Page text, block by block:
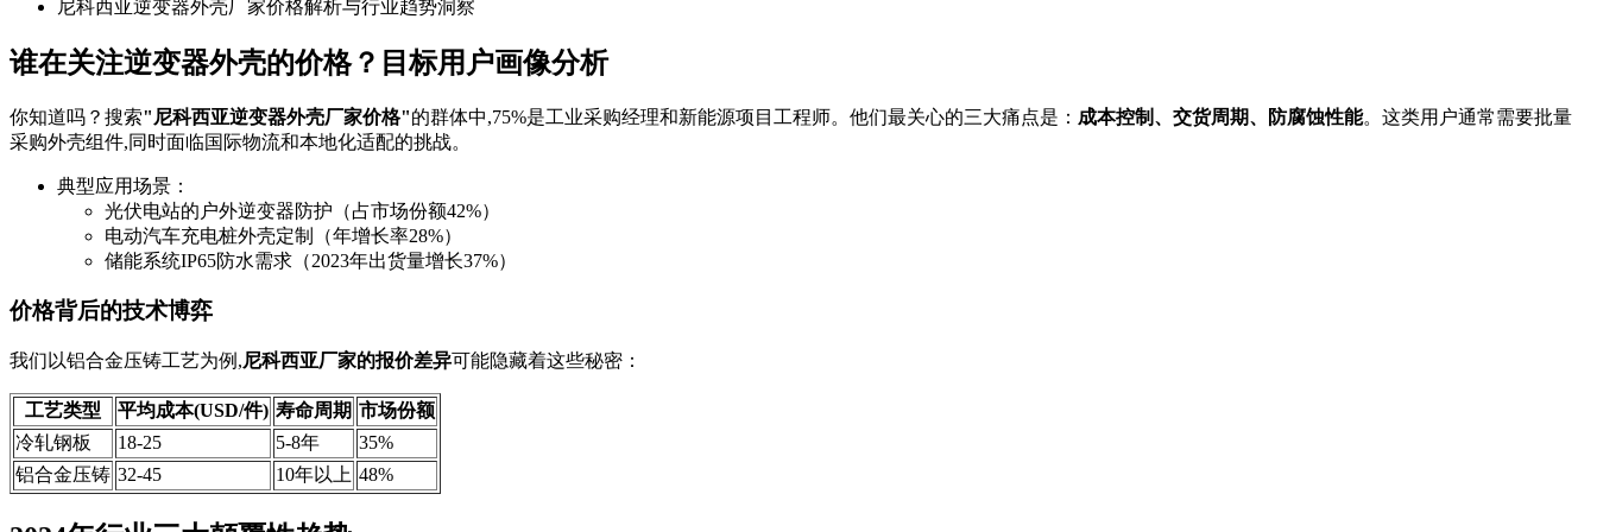
尼科西亚逆变器外壳厂家价格解析与行业趋势洞察
谁在关注逆变器外壳的价格？目标用户画像分析
你知道吗？搜索"尼科西亚逆变器外壳厂家价格"的群体中,75%是工业采购经理和新能源项目工程师。他们最关心的三大痛点是： 成本控制、交货周期、防腐蚀性能。这类用户通常需要批量
采购外壳组件,同时面临国际物流和本地化适配的挑战。
典型应用场景：
光伏电站的户外逆变器防护（占市场份额42%）
电动汽车充电桩外壳定制（年增长率28%）
储能系统IP65防水需求（2023年出货量增长37%）
价格背后的技术博弈
我们以铝合金压铸工艺为例,尼科西亚厂家的报价差异可能隐藏着这些秘密：
工艺类型 平均成本(USD/件) 寿命周期 市场份额
冷轧钢板
18-25 5-8年
35%
铝合金压铸 32-45 10年以上 48%